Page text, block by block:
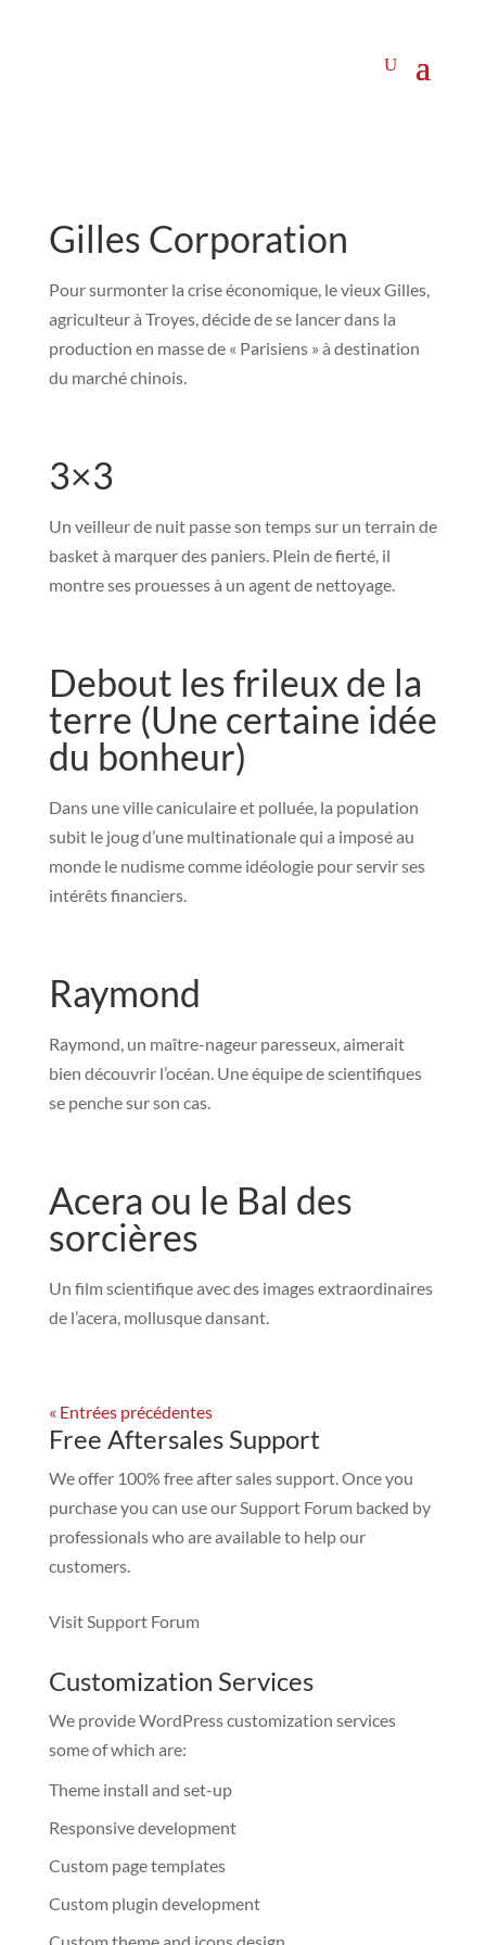
Gilles Corporation
Pour surmonter la crise économique, le vieux Gilles,
agriculteur à Troyes, décide de se lancer dans la
production en masse de « Parisiens » à destination
du marché chinois.
3×3
Un veilleur de nuit passe son temps sur un terrain de
basket à marquer des paniers. Plein de fierté, il
montre ses prouesses à un agent de nettoyage.
Debout les frileux de la
terre (Une certaine idée
du bonheur)
Dans une ville caniculaire et polluée, la population
subit le joug d’une multinationale qui a imposé au
monde le nudisme comme idéologie pour servir ses
intérêts financiers.
Raymond
Raymond, un maître-nageur paresseux, aimerait
bien découvrir l’océan. Une équipe de scientifiques
se penche sur son cas.
Acera ou le Bal des
sorcières
Un film scientifique avec des images extraordinaires
de l’acera, mollusque dansant.
« Entrées précédentes
Free Aftersales Support
We offer 100% free after sales support. Once you
purchase you can use ourSupport Forumbacked by
professionals who are available to help our
customers.
Visit Support Forum
Customization Services
We provide WordPress customization services
some of which are:
Theme install and set-up
Responsive development
Custom page templates
Custom plugin development